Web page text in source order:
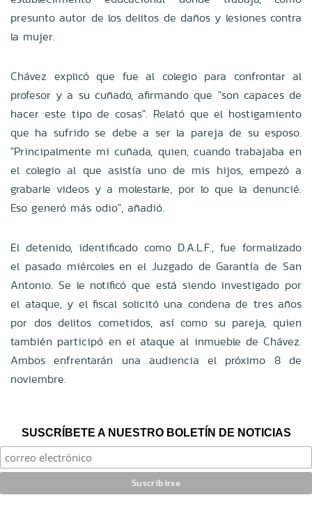
presunto autor de los delitos de daños y lesiones contra
la mujer.
Chávez explicó que fue al colegio para confrontar al
profesor y a su cuñado, afirmando que "son capaces de
hacer este tipo de cosas". Relató que el hostigamiento
que ha sufrido se debe a ser la pareja de su esposo.
"Principalmente mi cuñada, quien, cuando trabajaba en
el colegio al que asistía uno de mis hijos, empezó a
grabarle videos y a molestarle, por lo que la denuncié.
Eso generó más odio", añadió.
El detenido, identificado como D.A.L.F., fue formalizado
el pasado miércoles en el Juzgado de Garantía de San
Antonio. Se le notificó que está siendo investigado por
el ataque, y el fiscal solicitó una condena de tres años
por dos delitos cometidos, así como su pareja, quien
también participó en el ataque al inmueble de Chávez.
Ambos enfrentarán una audiencia el próximo 8 de
noviembre.
SUSCRÍBETE A NUESTRO BOLETÍN DE NOTICIAS